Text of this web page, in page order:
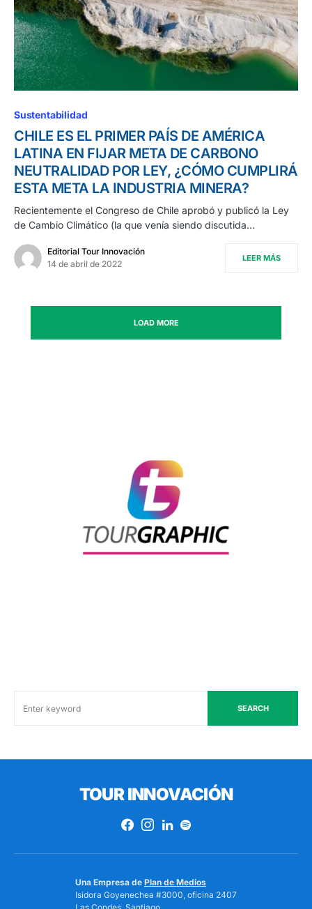
Sustentabilidad
CHILE ES EL PRIMER PAÍS DE AMÉRICA
LATINA EN FIJAR META DE CARBONO
NEUTRALIDAD POR LEY, ¿CÓMO CUMPLIRÁ
ESTA META LA INDUSTRIA MINERA?
Recientemente el Congreso de Chile aprobó y publicó la Ley
de Cambio Climático (la que venía siendo discutida…
Editorial Tour Innovación
14 de abril de 2022
LEER MÁS
LOAD MORE
SEARCH
TOUR INNOVACIÓN
Una Empresa de Plan de Medios
Isidora Goyenechea #3000, oficina 2407